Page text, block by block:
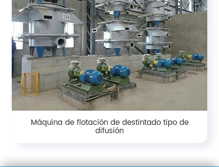
Máquina de flotación de destintado tipo de
difusión